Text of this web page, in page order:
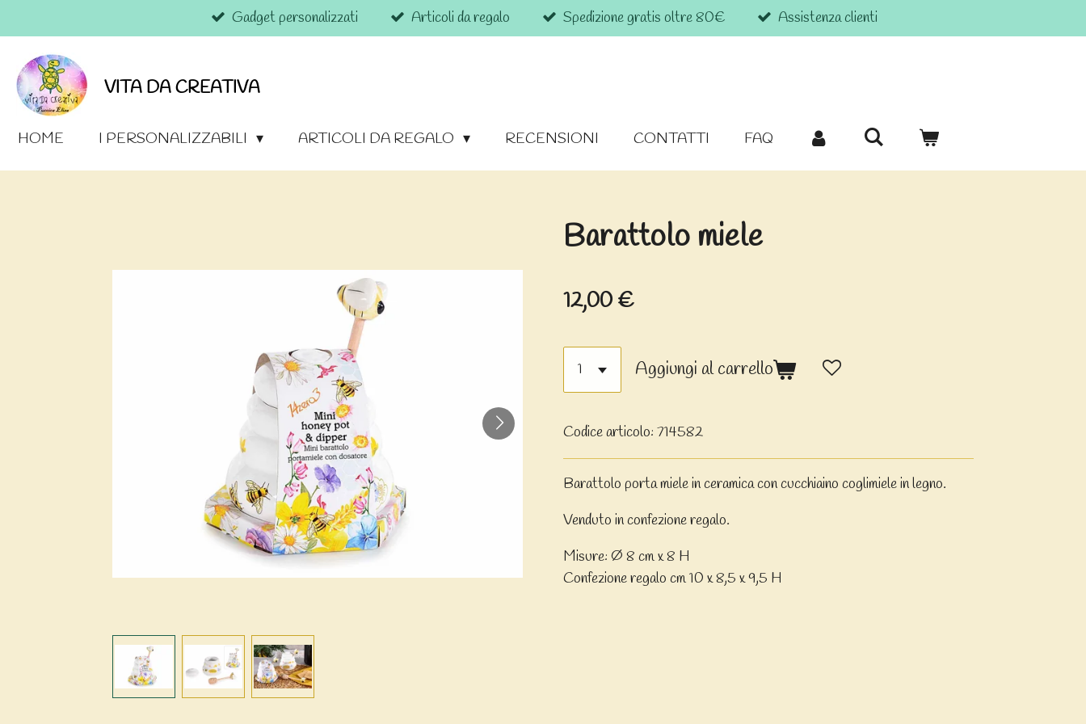
al
contenuto
principale
Gadget personalizzati Articoli da regalo Spedizione gratis oltre 80€ Assistenza clienti
VITA DA CREATIVA
HOME I PERSONALIZZABILI ARTICOLI DA REGALO RECENSIONI CONTATTI FAQ
Barattolo miele
12,00 €
Aggiungi al carrello
Codice articolo: 714582
Barattolo porta miele in ceramica con cucchiaino coglimiele in legno.
Venduto in confezione regalo.
Misure: Ø 8 cm x 8 H
Confezione regalo cm 10 x 8,5 x 9,5 H